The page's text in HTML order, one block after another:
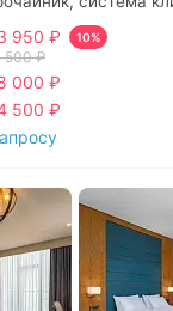
и удобным
Гигиенический
диван в DBL или
950 ₽ 10%
500 ₽
000 ₽
500 ₽